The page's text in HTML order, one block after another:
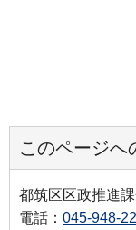
このページへ
都筑区区政推進
電話： 045-948-